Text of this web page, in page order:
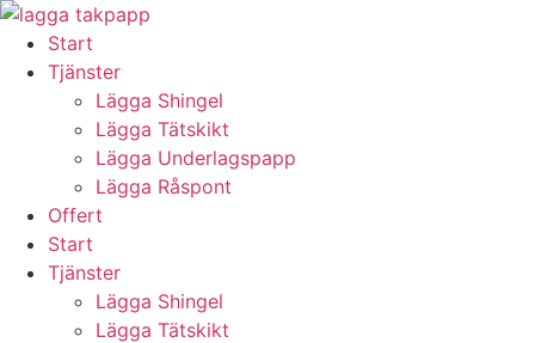
Skip
content
Start
Tjänster
Lägga Shingel
Lägga Tätskikt
Lägga Underlagspapp
Lägga Råspont
Offert
Start
Tjänster
Lägga Shingel
Lägga Tätskikt